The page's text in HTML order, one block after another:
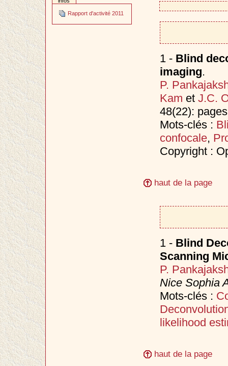
Rapport d'activité 2011
1 - Blind
imaging.
P.
Kam et J.C.
48(22):
Mots-clés :
confocale,
Copyright :
haut de la page
1 - Blind
Scanning
P.
Nice Sophia
Mots-clés :
likelihood
haut de la page